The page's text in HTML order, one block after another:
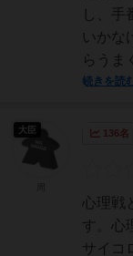
し、
いかな
らうま
続きを読
136名
心理戦
す。心
サイコ
大臣